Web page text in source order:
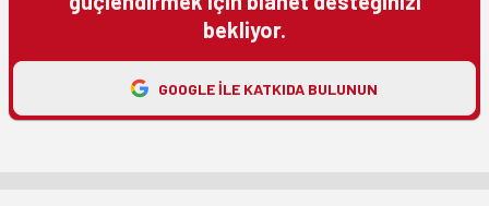
bekliyor.
GOOGLE ILE KATKIDA BULUNUN